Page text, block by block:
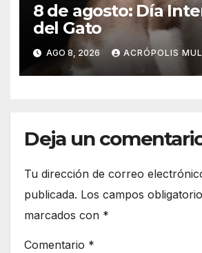
8 de agosto: Día
del Gato
AGO 8, 2026 ACRÓPOLIS
Deja un
Tu dirección de correo
publicada. Los campos
marcados con *
Comentario *